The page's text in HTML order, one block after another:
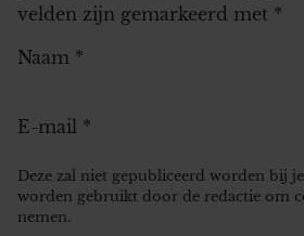
velden zijn gemarkeerd met *
Naam *
E-mail *
Deze zal niet gepubliceerd worden bij
worden gebruikt door de redactie om
nemen.